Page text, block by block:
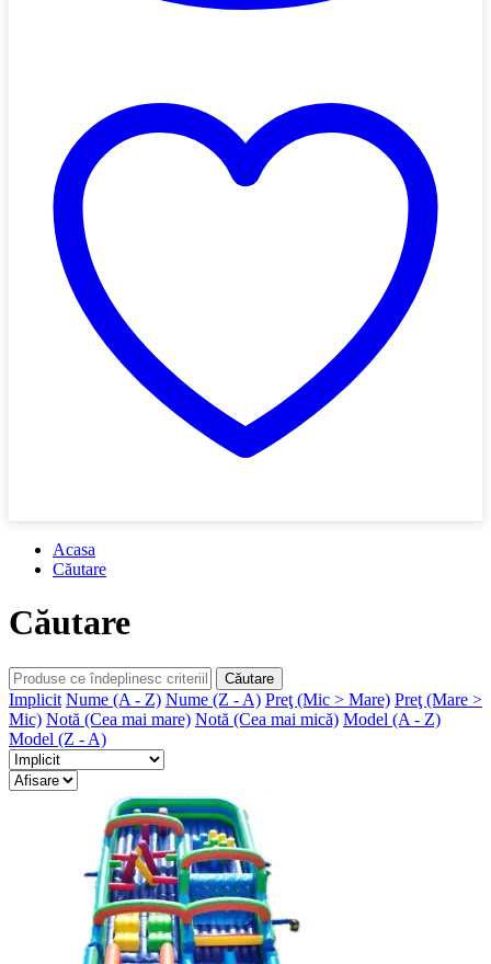
Acasa
Căutare
Căutare
Căutare
Implicit Nume (A - Z) Nume (Z - A) Preţ (Mic > Mare) Preţ (Mare >
Mic) Notă (Cea mai mare) Notă (Cea mai mică) Model (A - Z)
Model (Z - A)